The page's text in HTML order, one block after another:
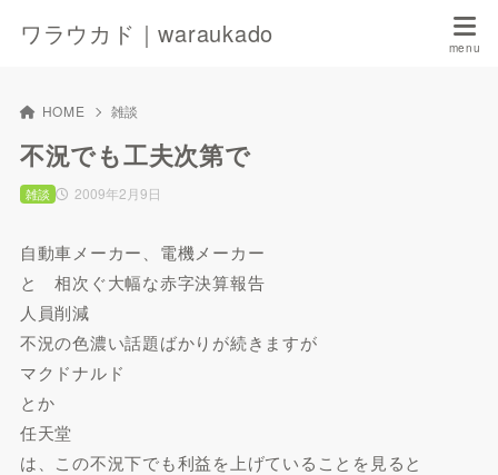
ワラウカド｜waraukado
HOME 雑談
不況でも工夫次第で
2009年2月9日
雑談
自動車メーカー、電機メーカー
と 相次ぐ大幅な赤字決算報告
人員削減
不況の色濃い話題ばかりが続きますが
マクドナルド
とか
任天堂
は、この不況下でも利益を上げていることを見ると